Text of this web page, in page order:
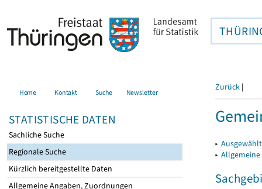
Home Kontakt Suche Newsletter
STATISTISCHE DATEN
Sachliche Suche
Regionale Suche
Kürzlich bereitgestellte Daten
Allgemeine Angaben, Zuordnungen
Zurück |
▸
▸